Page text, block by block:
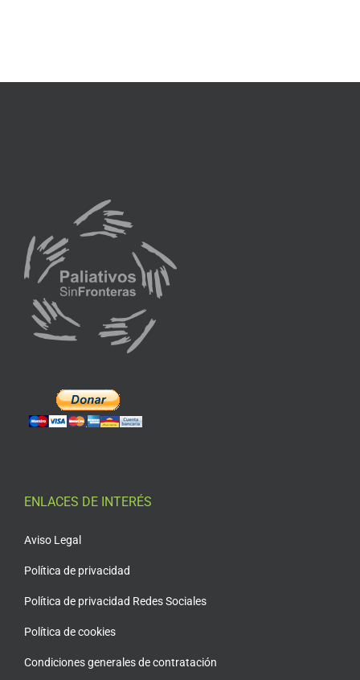
ENLACES DE INTERÉS
Aviso Legal
Política de privacidad
Política de privacidad Redes Sociales
Política de cookies
Condiciones generales de contratación